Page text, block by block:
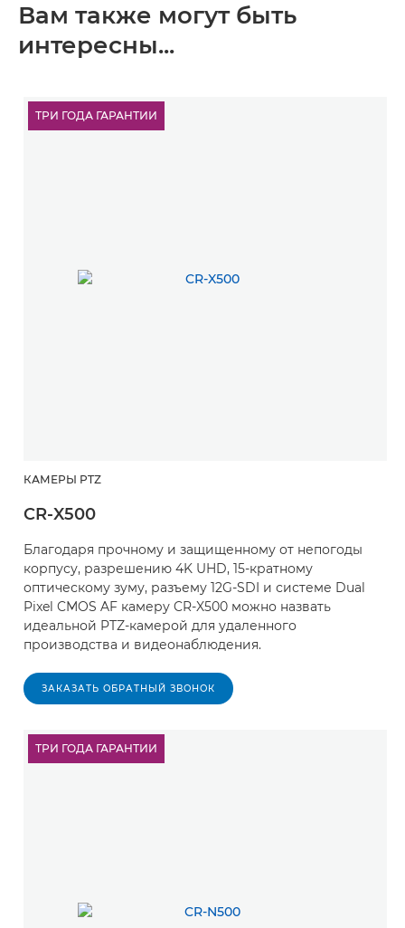
Вам также могут быть
интересны...
ТРИ ГОДА ГАРАНТИИ
КАМЕРЫ PTZ
CR-X500
Благодаря прочному и защищенному от непогоды
корпусу, разрешению 4K UHD, 15-кратному
оптическому зуму, разъему 12G-SDI и системе Dual
Pixel CMOS AF камеру CR-X500 можно назвать
идеальной PTZ-камерой для удаленного
производства и видеонаблюдения.
ЗАКАЗАТЬ ОБРАТНЫЙ ЗВОНОК
ТРИ ГОДА ГАРАНТИИ